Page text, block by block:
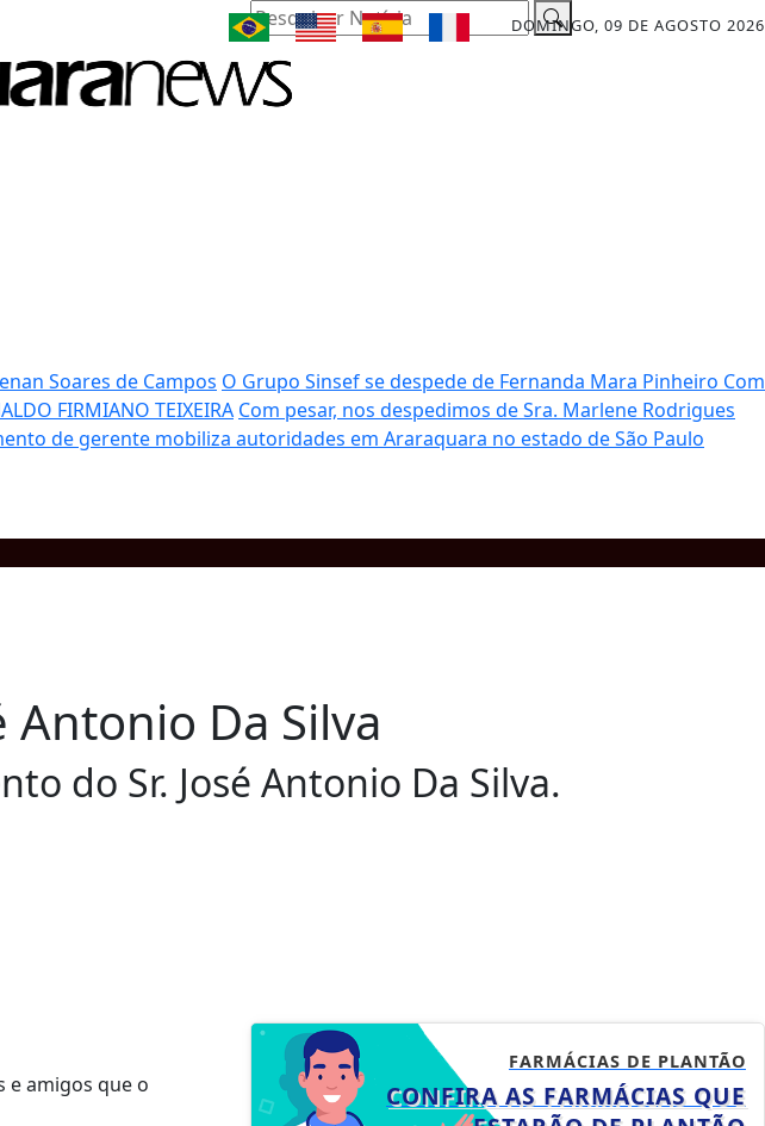
DOMINGO, 09 DE AGOSTO 2026
Pesquisar Notícia
Soares de Campos O Grupo Sinsef se despede de Fernanda Mara Pinheiro Com
FIRMIANO TEIXEIRA Com pesar, nos despedimos de Sra. Marlene Rodrigues
de gerente mobiliza autoridades em Araraquara no estado de São Paulo
Antonio Da Silva
do Sr. José Antonio Da Silva.
e amigos que o
FARMÁCIAS DE PLANTÃO
CONFIRA AS FARMÁCIAS QUE